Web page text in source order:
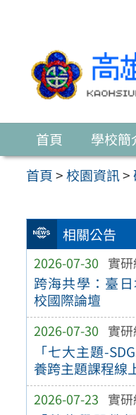
首頁 學校簡
首頁>校園資訊>
相關公告
2026-07-30 實研
跨海共學：臺
校國際論壇
2026-07-30 實
「七大主題-
養跨主題課程線
2026-07-23 實